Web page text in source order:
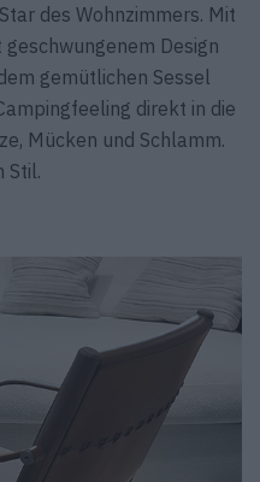
des Wohnzimmers. Mit
Design
gemütlichen Sessel
direkt in die
Mücken und Schlamm.
Stil.